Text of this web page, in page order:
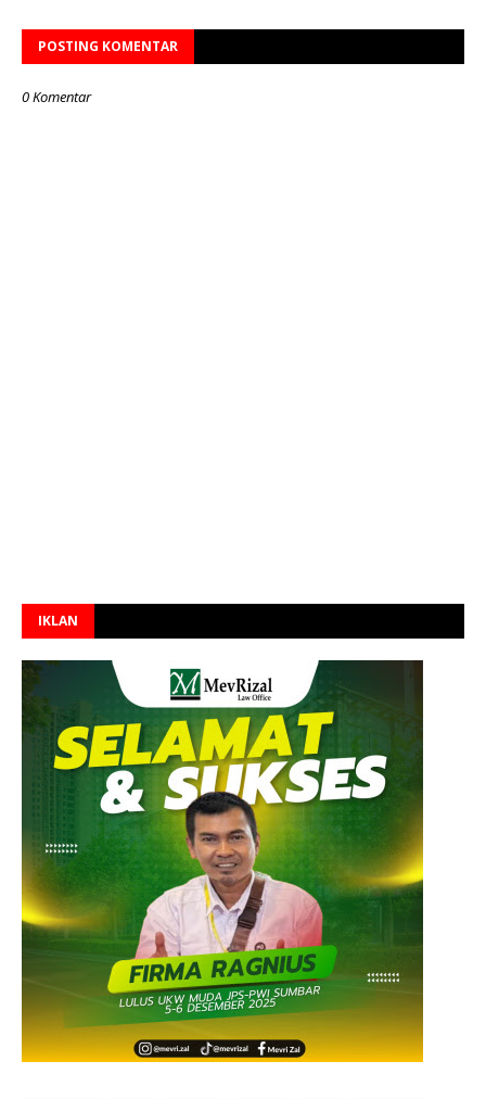
POSTING KOMENTAR
0 Komentar
IKLAN